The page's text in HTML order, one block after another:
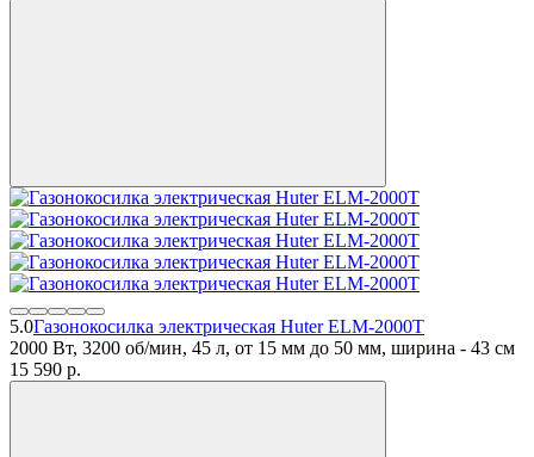
5.0Газонокосилка электрическая Huter ELM-2000T
2000 Вт, 3200 об/мин, 45 л, от 15 мм до 50 мм, ширина - 43 см
15 590 p.